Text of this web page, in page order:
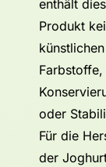
enthält
Produkt
künstlichen
oder
Für die
der